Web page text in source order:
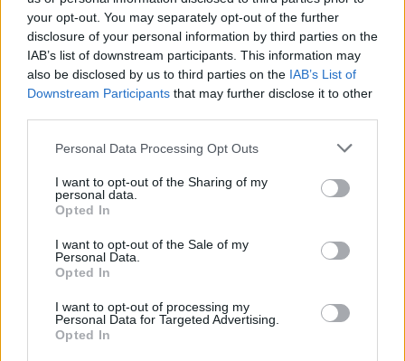
your opt-out. You may separately opt-out of the further
disclosure of your personal information by third parties on the
IAB’s list of downstream participants. This information may
also be disclosed by us to third parties on the IAB’s List of
Downstream Participants that may further disclose it to other
Personal Data Processing Opt Outs
I want to opt-out of the Sharing of my
personal data.
Opted In
I want to opt-out of the Sale of my
Personal Data.
Opted In
I want to opt-out of processing my
Personal Data for Targeted Advertising.
Opted In
drugą, jak i trzecią potyczkę zamknęło w przeciągu
dwudziestu pięciu minut i wyeliminowało Team Aster z
dalszej walki.
Virtus.pro 1:2
Vici
Gaming
Finał drabinki wygranych
Po przerwie byliśmy świadkami niemniej zaciętej walki o
wielki finał ESL One. Virtus.pro zmierzyło się z Vici
Gaming w finale drabinki wygranych. Pierwsze trwające
blisko trzy kwadranse spotkanie powędrowało w ręce
stan serii pewnie wygrywając drugą potyczkę. Trzeci
pojedynek choć początkowo wyrównany został z